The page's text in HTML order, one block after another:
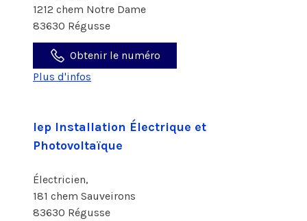
1212 chem Notre Dame
83630 Régusse
Obtenir le numéro
Plus d'infos
Iep Installation Électrique et
Photovoltaïque
Électricien,
181 chem Sauveirons
83630 Régusse